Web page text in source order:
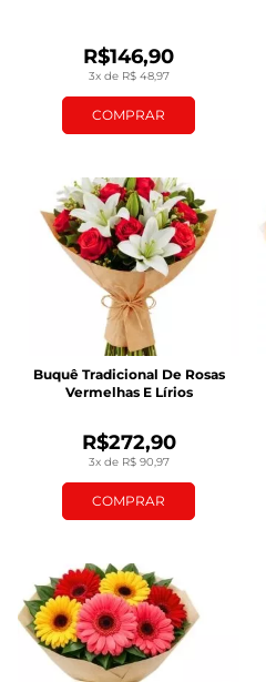
COMPRAR
3x de R$ 48,97
R$146,90
COMPRAR
3x de R$ 90,97
R$272,90
Buquê Tradicional De Rosas
Vermelhas E Lírios